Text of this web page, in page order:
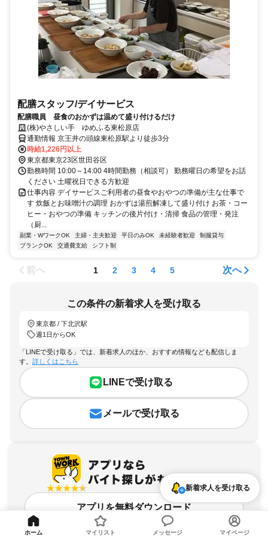
配膳スタッフ/デイサービス
配膳職員 昼食のおかずは温めて盛り付けるだけ
(株)やさしい手 ゆめふる東松原店
通勤情報 京王井の頭線東松原駅より徒歩3分
時給1,226円以上
東京都東京23区世田谷区
勤務時間 10:00～14:00 4時間勤務（相談可） 勤務曜日の希望をお話
ください 土曜祝日できる方歓迎
仕事内容 デイサービスご利用者の昼食やおやつの準備が主な仕事で
す 炊飯とお味噌汁の調理 おかずは湯煎解凍して盛り付け お茶・コー
ヒー・おやつの準備 キッチンの後片付け・清掃 食品の管理・発注
（厨...
副業・WワークOK 主婦・主夫歓迎 平日のみOK 未経験者歓迎
制服貸与
ブランクOK
交通費支給 シフト制
前へ 1 2 3 4 5 次へ
この条件の新着求人を受け取る
東京都 / 下北沢駅
週1日からOK
「LINEで受け取る」では、新着求人のほか、おすすめ情報なども配信しま
す。 詳しくはこちら
LINEで受け取る
メールで受け取る
アプリを無料ダウンロード
新着求人を受け取る
ホーム マイリスト メッセージ マイページ